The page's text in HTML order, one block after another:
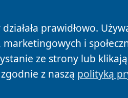
prawidłowo.
i
ze strony lub
z naszą polityką
Autorzy Polityka Prywatności